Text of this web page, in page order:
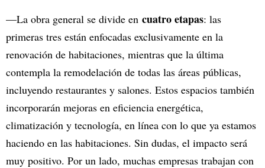
—La obra general se divide en cuatro etapas: las
primeras tres están enfocadas exclusivamente en la
renovación de habitaciones, mientras que la última
contempla la remodelación de todas las áreas públicas,
incluyendo restaurantes y salones. Estos espacios también
incorporarán mejoras en eficiencia energética,
climatización y tecnología, en línea con lo que ya estamos
haciendo en las habitaciones. Sin dudas, el impacto será
muy positivo. Por un lado, muchas empresas trabajan con